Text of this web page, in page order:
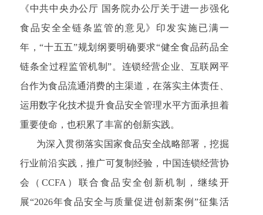
《中共中央办公厅 国务院办公厅关于进一步强化
食品安全全链条监管的意见》印发实施已满一
年，“十五五”规划纲要明确要求“健全食品药品全
链条全过程监管机制”。连锁经营企业、互联网平
台作为食品流通消费的主渠道，在落实主体责任、
运用数字化技术提升食品安全管理水平方面承担着
重要使命，也积累了丰富的创新实践。
为深入贯彻落实国家食品安全战略部署，挖掘
行业前沿实践，推广可复制经验，中国连锁经营协
会（CCFA）联合食品安全创新机制，继续开
展“2026年食品安全与质量促进创新案例”征集活